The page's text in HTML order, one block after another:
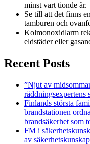
minst vart tionde år.
Se till att det finns
tamburen och
Kolmonoxidlarm
eldstäder eller
Recent Posts
”Njut av
räddningsexpertens
Finlands största
brandstationen
brandsäkerhet som
FM i
av